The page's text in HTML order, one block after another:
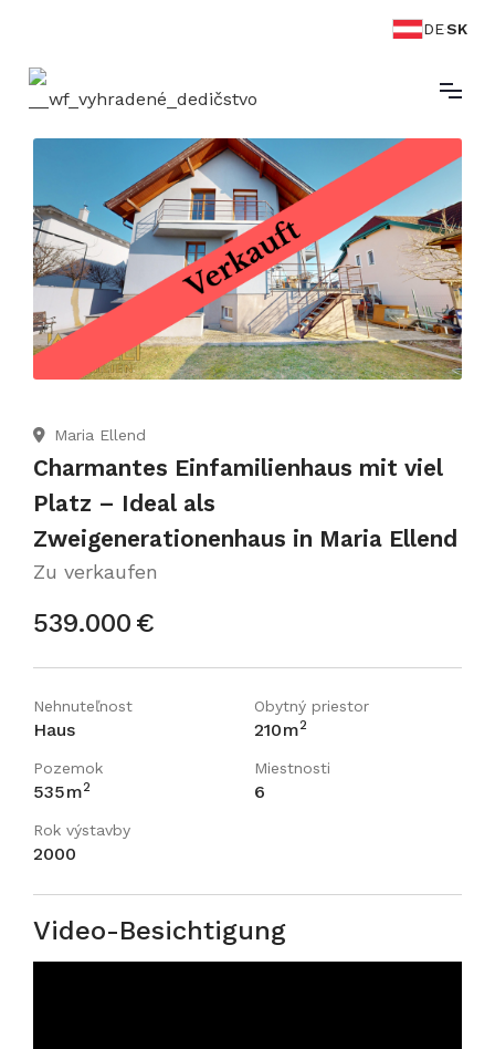
DESK
 Maria Ellend
Charmantes Einfamilienhaus mit viel
Platz – Ideal als
Zweigenerationenhaus in Maria Ellend
Zu verkaufen
539.000 €
Nehnuteľnost
Haus
Obytný priestor
210m2
Pozemok
535m2
Miestnosti
6
Rok výstavby
2000
Video-Besichtigung